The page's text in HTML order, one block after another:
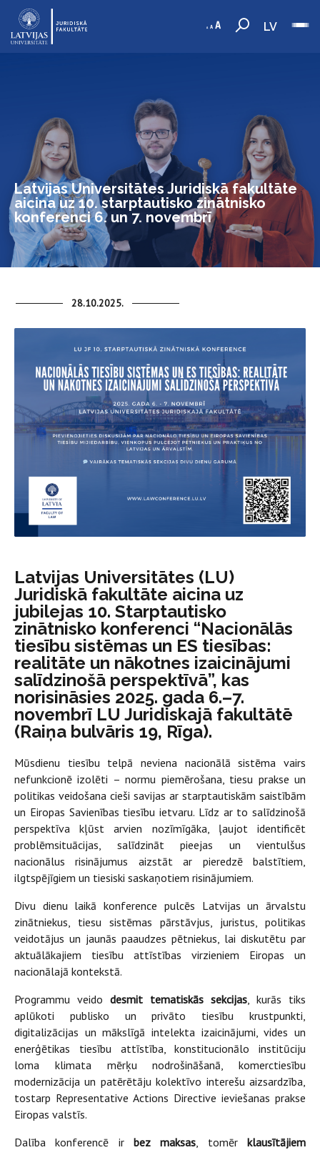
LV
Latvijas Universitātes Juridiskā fakultāte
aicina uz 10. starptautisko zinātnisko
konferenci 6. un 7. novembrī
28.10.2025.
Latvijas Universitātes (LU)
Juridiskā fakultāte aicina uz
jubilejas 10. Starptautisko
zinātnisko konferenci “Nacionālās
tiesību sistēmas un ES tiesības:
realitāte un nākotnes izaicinājumi
salīdzinošā perspektīvā”, kas
norisināsies 2025. gada 6.–7.
novembrī LU Juridiskajā fakultātē
(Raiņa bulvāris 19, Rīga).
Mūsdienu tiesību telpā neviena nacionālā sistēma vairs
nefunkcionē izolēti – normu piemērošana, tiesu prakse un
politikas veidošana cieši savijas ar starptautiskām saistībām
un Eiropas Savienības tiesību ietvaru. Līdz ar to salīdzinošā
perspektīva kļūst arvien nozīmīgāka, ļaujot identificēt
problēmsituācijas, salīdzināt pieejas un vientulšus
nacionālus risinājumus aizstāt ar pieredzē balstītiem,
ilgtspējīgiem un tiesiski saskaņotiem risinājumiem.
Divu dienu laikā konference pulcēs Latvijas un ārvalstu
zinātniekus, tiesu sistēmas pārstāvjus, juristus, politikas
veidotājus un jaunās paaudzes pētniekus, lai diskutētu par
aktuālākajiem tiesību attīstības virzieniem Eiropas un
nacionālajā kontekstā.
Programmu veido desmit tematiskās sekcijas , kurās tiks
aplūkoti publisko un privāto tiesību krustpunkti,
digitalizācijas un mākslīgā intelekta izaicinājumi, vides un
enerģētikas tiesību attīstība, konstitucionālo institūciju
loma klimata mērķu nodrošināšanā, komerctiesību
modernizācija un patērētāju kolektīvo interešu aizsardzība,
tostarp Representative Actions Directive ieviešanas prakse
Eiropas valstīs.
Dalība konferencē ir bez maksas , tomērklausītājiem